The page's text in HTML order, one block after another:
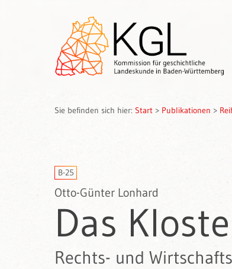
Sie befinden sich hier: Start > Publikationen >
B-25
Otto-Günter Lonhard
Das
Rechts- und